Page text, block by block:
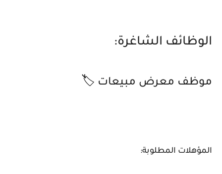
الوظائف الشاغرة:
موظف معرض مبيعات 🏷️
المؤهلات المطلوبة: